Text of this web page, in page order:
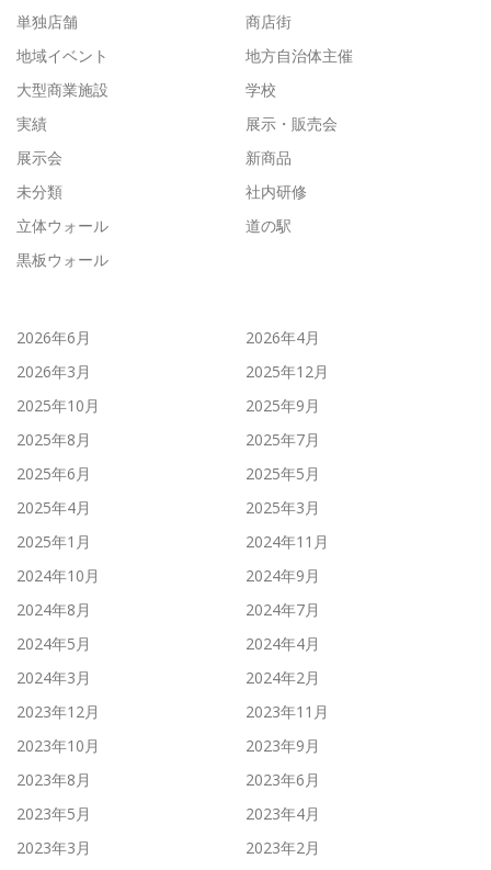
単独店舗
商店街
地域イベント
地方自治体主催
大型商業施設
学校
実績
展示・販売会
展示会
新商品
未分類
社内研修
立体ウォール
道の駅
黒板ウォール
2026年6月
2026年4月
2026年3月
2025年12月
2025年10月
2025年9月
2025年8月
2025年7月
2025年6月
2025年5月
2025年4月
2025年3月
2025年1月
2024年11月
2024年10月
2024年9月
2024年8月
2024年7月
2024年5月
2024年4月
2024年3月
2024年2月
2023年12月
2023年11月
2023年10月
2023年9月
2023年8月
2023年6月
2023年5月
2023年4月
2023年3月
2023年2月